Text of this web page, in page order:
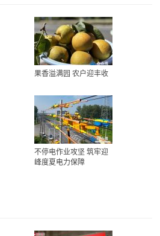
果香溢满园 农户迎丰收
不停电作业攻坚 筑牢迎
峰度夏电力保障